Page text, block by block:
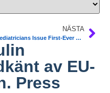
NÄSTA
Pediatricians Issue First-Ever Diabetes Guidelines for Children
av EU-
Press